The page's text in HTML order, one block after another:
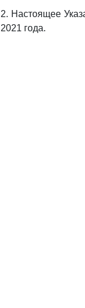
2. Настоящее
2021 года.